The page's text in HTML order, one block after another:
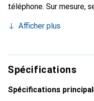
téléphone. Sur mesure,
et indispensable pour
marque Noreve est un
exigeante.
Afficher plus
Spécifications
Spécifications